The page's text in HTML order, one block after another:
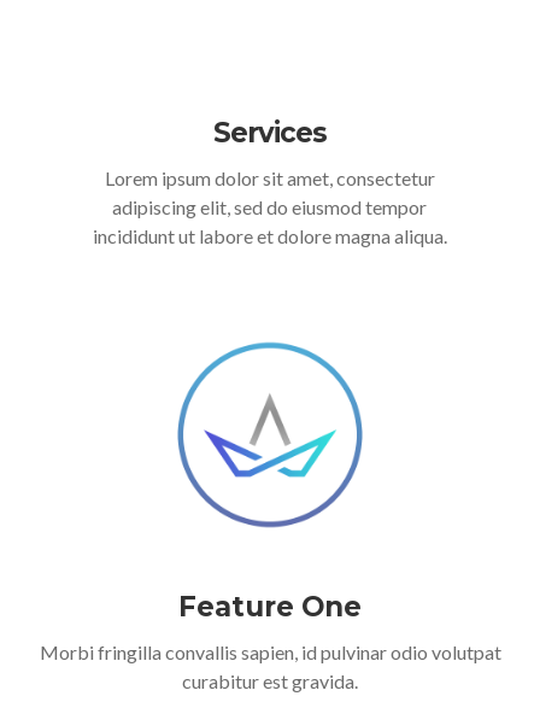
Services
Lorem ipsum dolor sit amet, consectetur
adipiscing elit, sed do eiusmod tempor
incididunt ut labore et dolore magna aliqua.
Feature One
Morbi fringilla convallis sapien, id pulvinar odio volutpat
curabitur est gravida.